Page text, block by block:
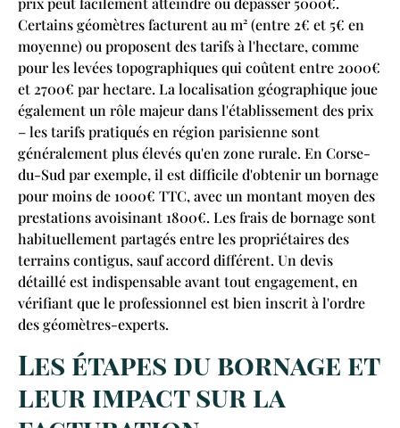
Certains géomètres facturent au m² (entre 2€ et 5€ en
moyenne) ou proposent des tarifs à l'hectare, comme
pour les levées topographiques qui coûtent entre 2000€
et 2700€ par hectare. La localisation géographique joue
également un rôle majeur dans l'établissement des prix
– les tarifs pratiqués en région parisienne sont
généralement plus élevés qu'en zone rurale. En Corse-
du-Sud par exemple, il est difficile d'obtenir un bornage
pour moins de 1000€ TTC, avec un montant moyen des
prestations avoisinant 1800€. Les frais de bornage sont
habituellement partagés entre les propriétaires des
terrains contigus, sauf accord différent. Un devis
détaillé est indispensable avant tout engagement, en
vérifiant que le professionnel est bien inscrit à l'ordre
des géomètres-experts.
Les étapes du bornage et
leur impact sur la